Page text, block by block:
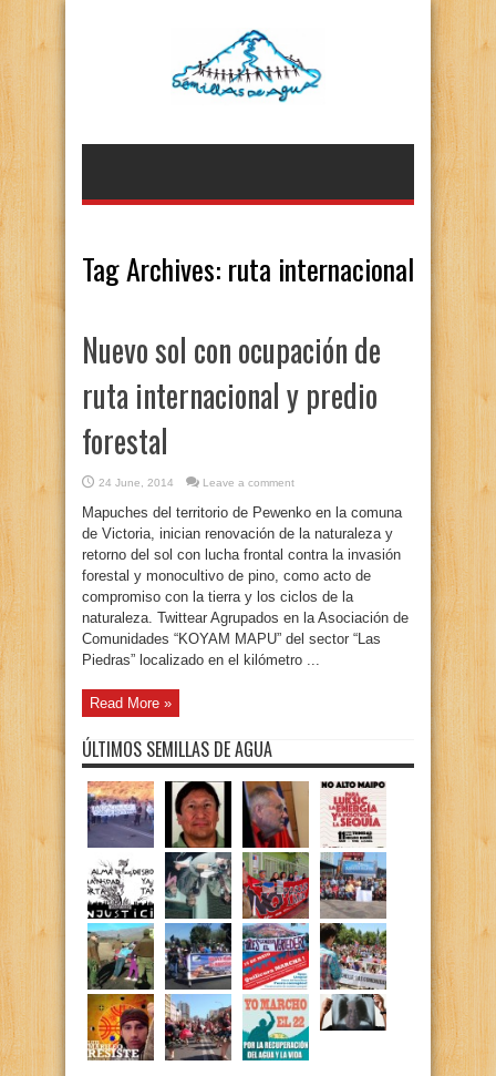
Tag Archives: ruta internacional
Nuevo sol con ocupación de
ruta internacional y predio
forestal
24 June, 2014 Leave a comment
Mapuches del territorio de Pewenko en la comuna
de Victoria, inician renovación de la naturaleza y
retorno del sol con lucha frontal contra la invasión
forestal y monocultivo de pino, como acto de
compromiso con la tierra y los ciclos de la
naturaleza. Twittear Agrupados en la Asociación de
Comunidades “KOYAM MAPU” del sector “Las
Piedras” localizado en el kilómetro ...
Read More »
ÚLTIMOS SEMILLAS DE AGUA